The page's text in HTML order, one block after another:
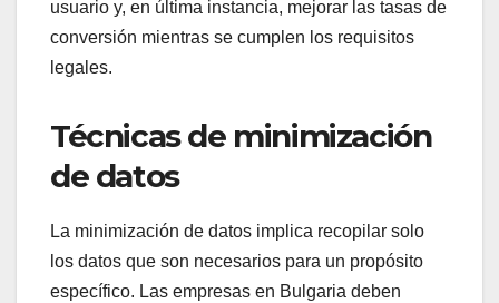
usuario y, en última instancia, mejorar las tasas de
conversión mientras se cumplen los requisitos
legales.
Técnicas de minimización
de datos
La minimización de datos implica recopilar solo
los datos que son necesarios para un propósito
específico. Las empresas en Bulgaria deben